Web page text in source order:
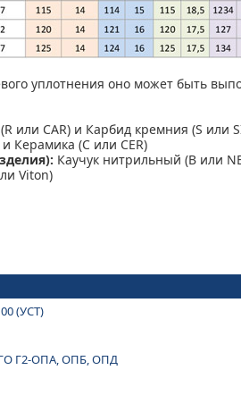
уплотнения оно может быть
или CAR) и Карбид кремния (S или
Керамика (C или CER)
Каучук нитрильный (B или
Viton)
(УСТ)
Г2-ОПА, ОПБ, ОПД